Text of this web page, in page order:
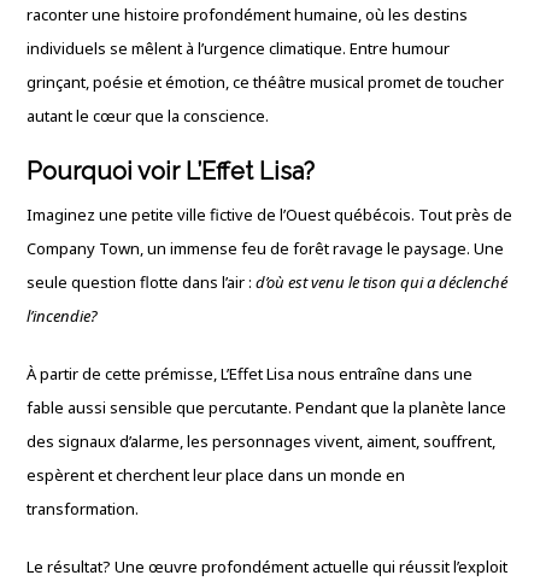
raconter une histoire profondément humaine, où les destins
individuels se mêlent à l’urgence climatique. Entre humour
grinçant, poésie et émotion, ce théâtre musical promet de toucher
autant le cœur que la conscience.
Pourquoi voir L’Effet Lisa?
Imaginez une petite ville fictive de l’Ouest québécois. Tout près de
Company Town, un immense feu de forêt ravage le paysage. Une
seule question flotte dans l’air :d’où est venu le tison qui a déclenché
l’incendie?
À partir de cette prémisse, L’Effet Lisa nous entraîne dans une
fable aussi sensible que percutante. Pendant que la planète lance
des signaux d’alarme, les personnages vivent, aiment, souffrent,
espèrent et cherchent leur place dans un monde en
transformation.
Le résultat? Une œuvre profondément actuelle qui réussit l’exploit